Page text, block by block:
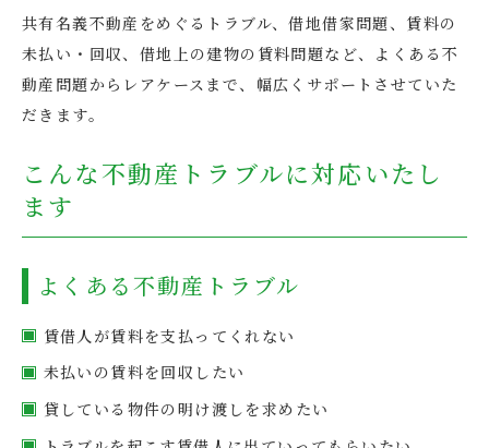
共有名義不動産をめぐるトラブル、借地借家問題、賃料の
未払い・回収、借地上の建物の賃料問題など、よくある不
動産問題からレアケースまで、幅広くサポートさせていた
だきます。
こんな不動産トラブルに対応いたし
ます
よくある不動産トラブル
賃借人が賃料を支払ってくれない
未払いの賃料を回収したい
貸している物件の明け渡しを求めたい